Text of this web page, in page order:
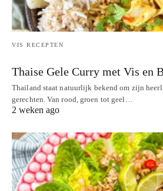
VIS RECEPTEN
Thaise Gele Curry met Vis en
Thailand staat natuurlijk bekend om zijn
gerechten. Van rood, groen tot geel…
2 weken ago